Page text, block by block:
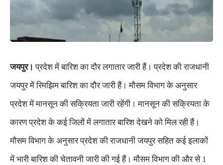
जयपुर।प्रदेश में बारिश का दौर लगातार जारी हैं। प्रदेश की राजधानी
जयपुर में रिमझिम बारिश का दौर जारी हैं। मौसम विभाग के अनुसार
प्रदेश में मानसून की सक्रियता जारी रहेंगी। मानसून की सक्रियता के
कारण प्रदेश के कई जिलों में लगातार बारिश देखने को मिल रही हैं।
मौसम विभाग के अनुसार प्रदेश की राजधानी जयपुर सहित कई इलाकों
में भारी बारिश की चेतावनी जारी की गई हैं। मौसम विभाग की और से 1